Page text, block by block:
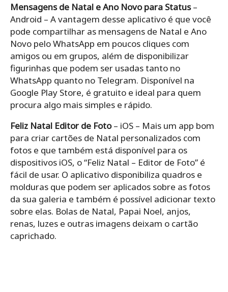
Mensagens de Natal e Ano Novo para Status–
Android – A vantagem desse aplicativo é que você
pode compartilhar as mensagens de Natal e Ano
Novo pelo WhatsApp em poucos cliques com
amigos ou em grupos, além de disponibilizar
figurinhas que podem ser usadas tanto no
WhatsApp quanto no Telegram. Disponível na
Google Play Store, é gratuito e ideal para quem
procura algo mais simples e rápido.
Feliz Natal Editor de Foto– iOS – Mais um app bom
para criar cartões de Natal personalizados com
fotos e que também está disponível para os
dispositivos iOS, o “Feliz Natal – Editor de Foto” é
fácil de usar. O aplicativo disponibiliza quadros e
molduras que podem ser aplicados sobre as fotos
da sua galeria e também é possível adicionar texto
sobre elas. Bolas de Natal, Papai Noel, anjos,
renas, luzes e outras imagens deixam o cartão
caprichado.